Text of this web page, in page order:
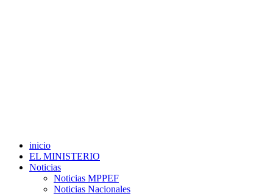
inicio
EL MINISTERIO
Noticias
Noticias MPPEF
Noticias Nacionales